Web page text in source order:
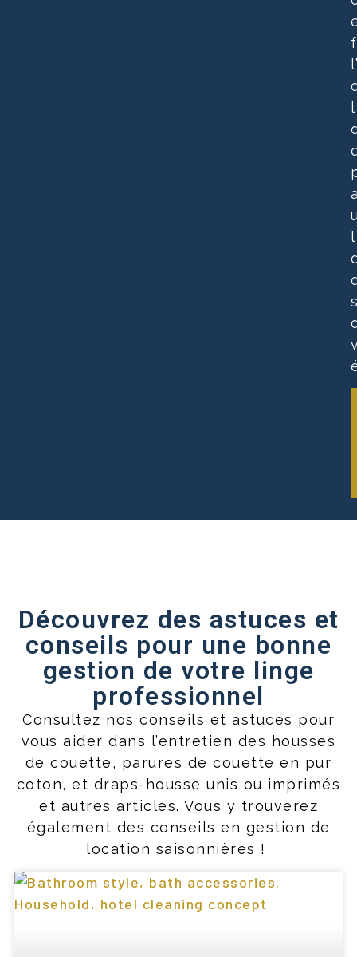
Découvrez des astuces et
conseils pour une bonne
gestion de votre linge
professionnel
Consultez nos conseils et astuces pour
vous aider dans l’entretien des housses
de couette, parures de couette en pur
coton, et draps-housse unis ou imprimés
et autres articles. Vous y trouverez
également des conseils en gestion de
location saisonnières !